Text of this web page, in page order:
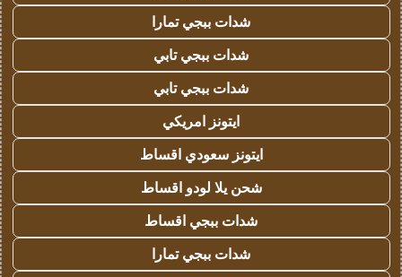
شدات ببجي تمارا
شدات ببجي تابي
شدات ببجي تابي
ايتونز امريكي
ايتونز سعودي اقساط
شحن يلا لودو اقساط
شدات ببجي اقساط
شدات ببجي تمارا